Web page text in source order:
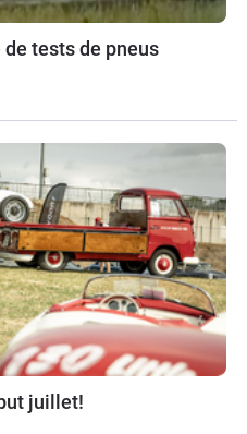
tests de pneus
juillet!